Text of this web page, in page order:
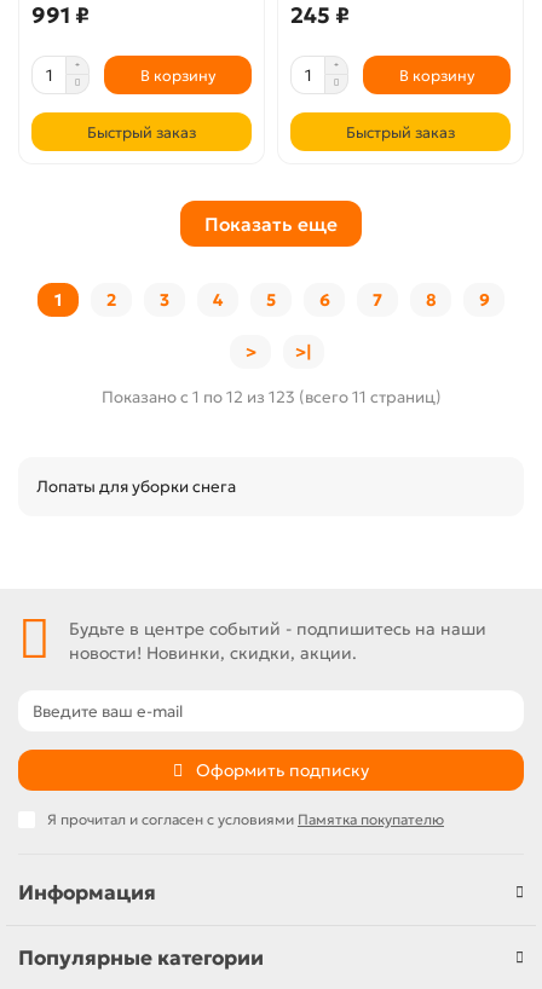
991 ₽
В корзину
Быстрый заказ
245 ₽
В корзину
Быстрый заказ
Показать еще
1 2 3 4 5 6 7 8 9
> >|
Показано с 1 по 12 из 123 (всего 11 страниц)
Лопаты для уборки снега
Будьте в центре событий - подпишитесь на наши
новости! Новинки, скидки, акции.
Оформить подписку
Я прочитал и согласен с условиями Памятка покупателю
Информация
Популярные категории